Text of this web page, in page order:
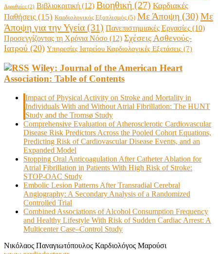
Αρρυθμίες (2) Βιβλιοκριτική (12) Βιοηθική (27) Καρδιακές
Παθήσεις (15) Καρδιολογικός Εξοπλισμός (5) Με Άποψη (30) Με
Άποψη για την Υγεία (31) Πανεπιστημιακές Εργασίες (10)
Προσεγγίζοντας τη Χρόνια Νόσο (12) Σχέσεις Ασθενούς-
Ιατρού (20) Υπηρεσίες Ιατρείου Καρδιολογικές Εξετάσεις (7)
Wiley: Journal of the American Heart
Association: Table of Contents
Impact of Physical Activity on Stroke and Mortality in
Individuals With and Without Atrial Fibrillation: The HUNT
Study and the Tromsø Study
Comprehensive Evaluation of Atherosclerotic Cardiovascular
Disease Risk Predictors Across the Pooled Cohort Equations,
Predicting Risk of Cardiovascular Disease Events, and an
Expanded Model
Stopping Oral Anticoagulation After Catheter Ablation for
Atrial Fibrillation in Patients With High Risk of Stroke:
STOP‐OAC Study
Embolic Lesion Patterns After Transradial Cerebral
Angiography: A Secondary Analysis of a Randomized
Controlled Trial
Combined Associations of Alcohol Consumption Frequency
and Healthy Lifestyle With Risk of Sudden Cardiac Arrest: A
Multicenter Case–Control Study
Νικόλαος Παναγιωτόπουλος Καρδιολόγος Μαρούσι